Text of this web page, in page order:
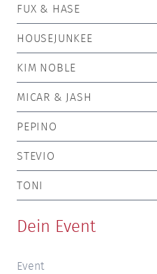
FUX & HASE
HOUSEJUNKEE
KIM NOBLE
MICAR & JASH
PEPINO
STEVIO
TONI
Dein Event